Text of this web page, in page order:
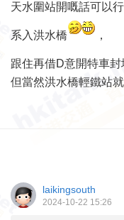
天水圍站開嘅話可以
系入洪水橋 ，
跟住再借D意開特車
但當然洪水橋輕鐵站就
laikingsouth
2024-10-22 15:26